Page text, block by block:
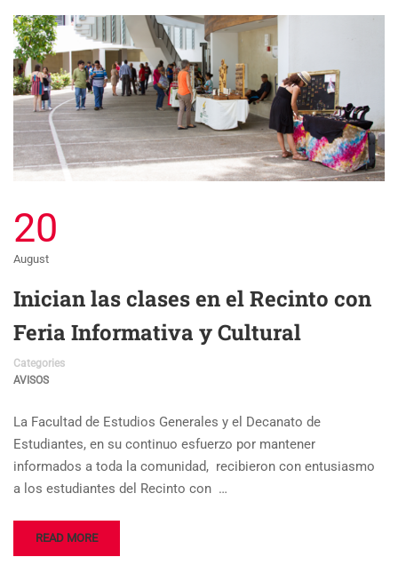
20
August
Inician las clases en el Recinto con
Feria Informativa y Cultural
Categories
AVISOS
La Facultad de Estudios Generales y el Decanato de
Estudiantes, en su continuo esfuerzo por mantener
informados a toda la comunidad, recibieron con entusiasmo
a los estudiantes del Recinto con …
READ MORE